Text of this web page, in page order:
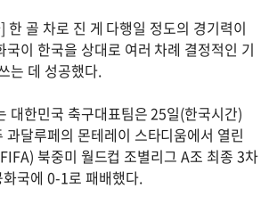
한 골 차로 진 게 다행일 정도의 경기력이
국이 한국을 상대로 여러 차례 결정적인 기
는 데 성공했다.
대한민국 축구대표팀은 25일(한국시간)
과달루페의 몬테레이 스타디움에서 열린
북중미 월드컵 조별리그 A조 최종 3차
국에 0-1로 패배했다.